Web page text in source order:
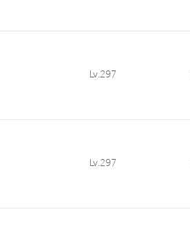
Lv.297
Lv.297